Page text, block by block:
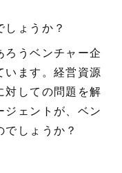
ょうか？
ろうベンチャー企
います。経営資源
対しての問題を解
ェントが、ベン
しょうか？